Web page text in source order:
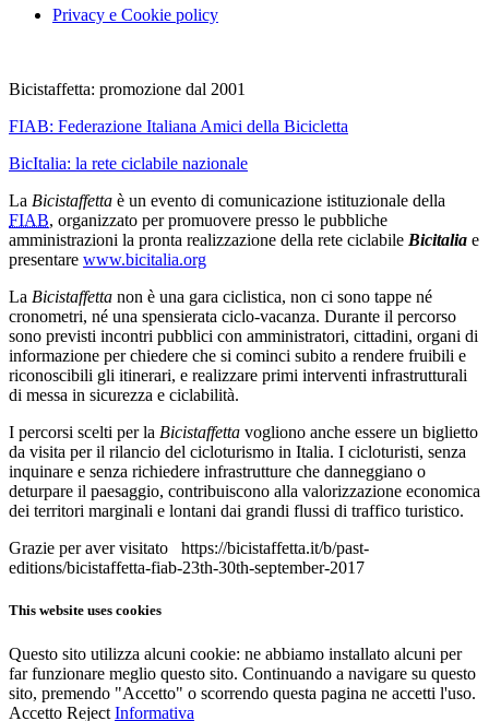
Privacy e Cookie policy
Bicistaffetta: promozione dal 2001
FIAB: Federazione Italiana Amici della Bicicletta
BicItalia: la rete ciclabile nazionale
La Bicistaffetta è un evento di comunicazione istituzionale della
FIAB, organizzato per promuovere presso le pubbliche
amministrazioni la pronta realizzazione della rete ciclabile Bicitalia e
presentare www.bicitalia.org
La Bicistaffetta non è una gara ciclistica, non ci sono tappe né
cronometri, né una spensierata ciclo-vacanza. Durante il percorso
sono previsti incontri pubblici con amministratori, cittadini, organi di
informazione per chiedere che si cominci subito a rendere fruibili e
riconoscibili gli itinerari, e realizzare primi interventi infrastrutturali
di messa in sicurezza e ciclabilità.
I percorsi scelti per la Bicistaffetta vogliono anche essere un biglietto
da visita per il rilancio del cicloturismo in Italia. I cicloturisti, senza
inquinare e senza richiedere infrastrutture che danneggiano o
deturpare il paesaggio, contribuiscono alla valorizzazione economica
dei territori marginali e lontani dai grandi flussi di traffico turistico.
Grazie per aver visitato https://bicistaffetta.it/b/past-
editions/bicistaffetta-fiab-23th-30th-september-2017
This website uses cookies
Questo sito utilizza alcuni cookie: ne abbiamo installato alcuni per
far funzionare meglio questo sito. Continuando a navigare su questo
sito, premendo "Accetto" o scorrendo questa pagina ne accetti l'uso.
Accetto Reject Informativa